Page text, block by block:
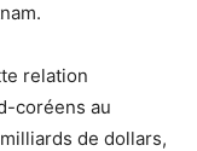
relation
coréens au
de dollars,